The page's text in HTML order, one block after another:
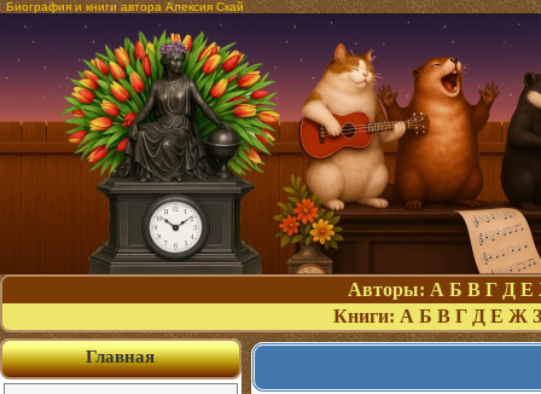
Биография и книги автора Алексия Скай
Авторы: А Б В Г Д Е
Книги: А Б В Г Д Е Ж З
Главная